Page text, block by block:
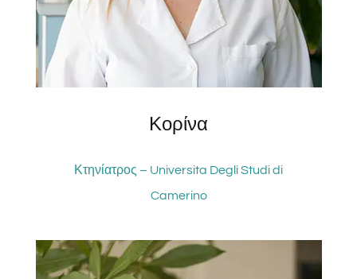
Κορίνα
Κτηνίατρος – Universita Degli Studi di
Camerino